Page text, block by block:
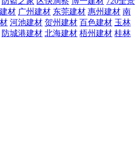
材 广州建材 东莞建材 惠州建材 南
河池建材 贺州建材 百色建材 玉林
防城港建材 北海建材 梧州建材 桂林